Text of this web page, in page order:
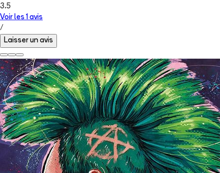
3.5
Voir les 1 avis
/
Laisser un avis